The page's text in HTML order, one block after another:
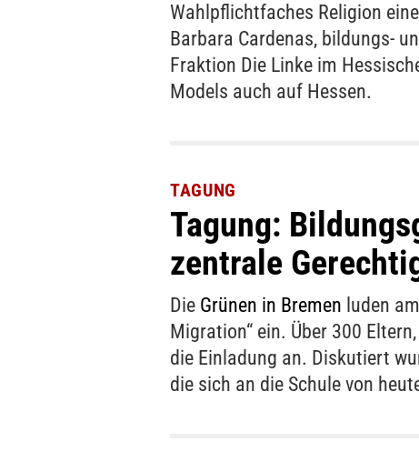
Wahlpflichtfaches Religion
Barbara Cardenas, bildungs-
Fraktion Die Linke im
Models auch auf Hessen.
TAGUNG
Tagung:
zentrale
Die Grünen in Bremen luden
Migration“ ein. Über 300
die Einladung an. Diskutiert
die sich an die Schule von